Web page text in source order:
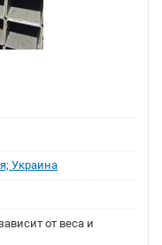
Украина
от веса и